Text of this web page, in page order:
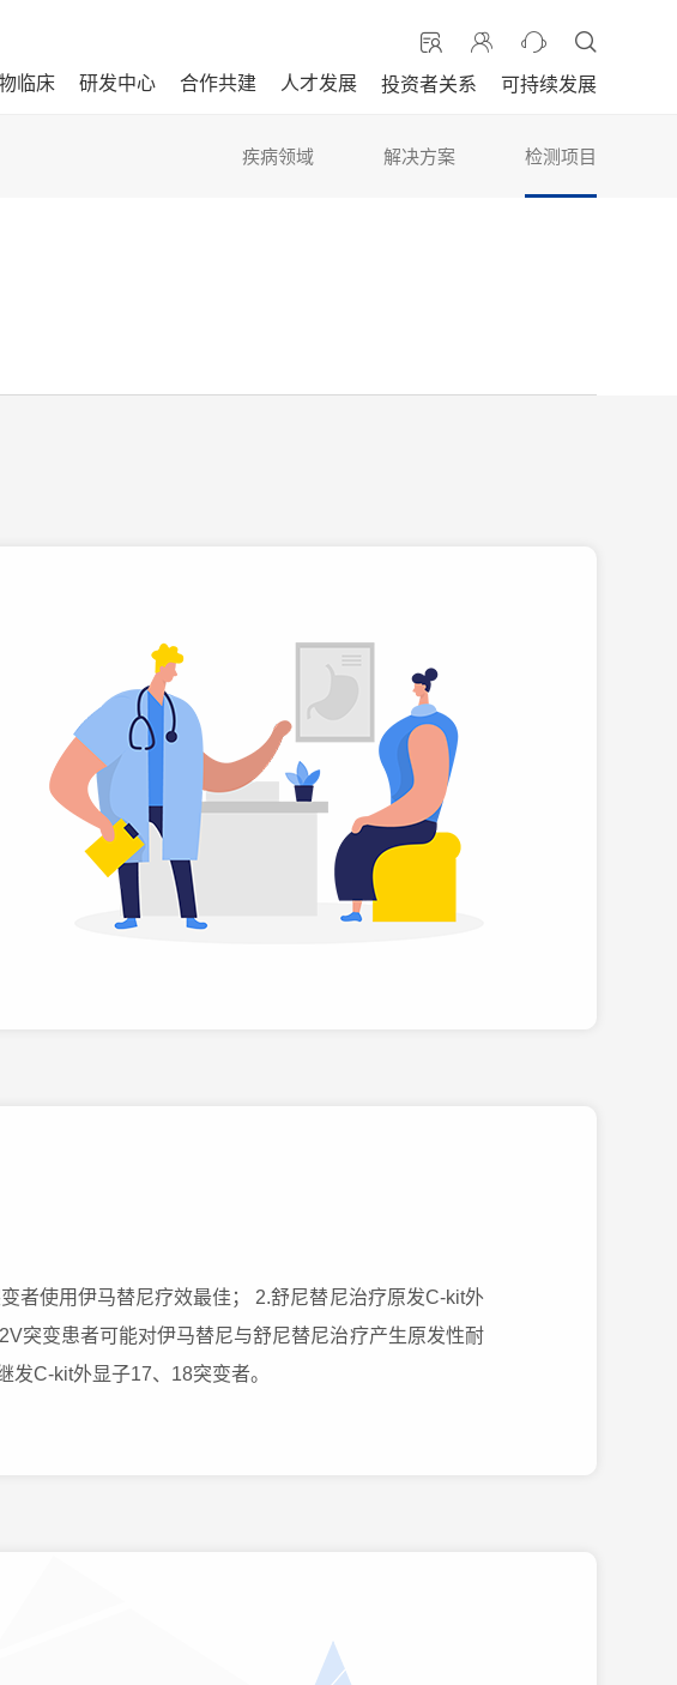
临床 研发中心 合作共建 人才发展 投资者关系 可持续发展
疾病领域 解决方案 检测项目
者使用伊马替尼疗效最佳； 2.舒尼替尼治疗原发C-kit外
突变患者可能对伊马替尼与舒尼替尼治疗产生原发性耐
C-kit外显子17、18突变者。